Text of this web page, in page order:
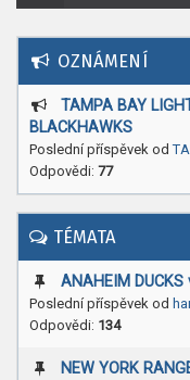
OZNÁMENÍ
TAMPA BAY
BLACKHAWKS
Poslední příspěvek od
Odpovědi: 77
TÉMATA
ANAHEIM DUCKS
Poslední příspěvek od
Odpovědi: 134
NEW YORK